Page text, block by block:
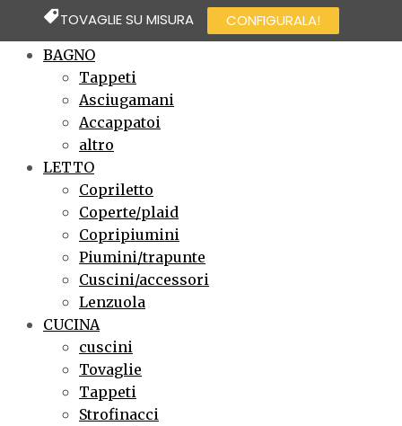
BAGNO
Tappeti
Asciugamani
Accappatoi
altro
LETTO
Copriletto
Coperte/plaid
Copripiumini
Piumini/trapunte
Cuscini/accessori
Lenzuola
CUCINA
cuscini
Tovaglie
Tappeti
Strofinacci
TOVAGLIE SU MISURA CONFIGURALA!